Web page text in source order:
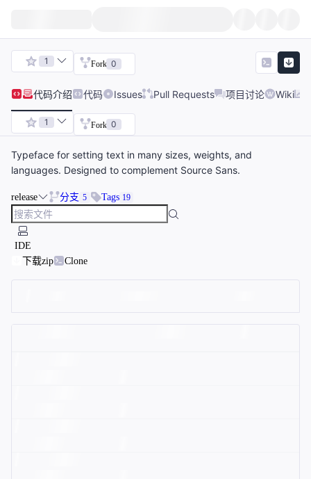
1 Fork 0
代码介绍 代码 Issues Pull Requests 项目讨论 Wiki
1 Fork 0
Typeface for setting text in many sizes, weights, and
languages. Designed to complement Source Sans.
release 分支 5 Tags 19
IDE
下载zip
Clone